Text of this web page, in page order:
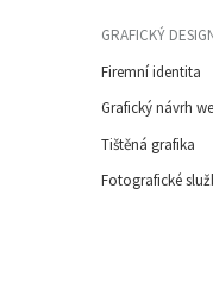
GRAFICKÝ
Firemní identita
Grafický návrh
Tištěná grafika
Fotografické